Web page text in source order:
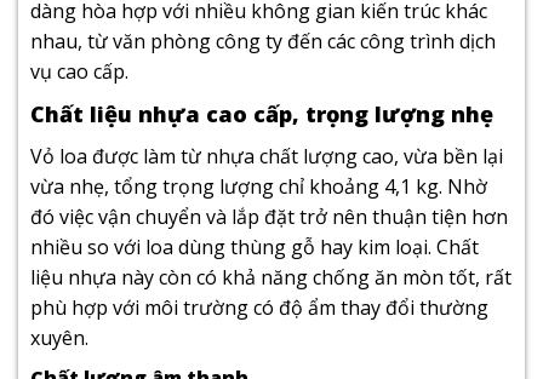
dàng hòa hợp với nhiều không gian kiến trúc khác
nhau, từ văn phòng công ty đến các công trình dịch
vụ cao cấp.
Chất liệu nhựa cao cấp, trọng lượng nhẹ
Vỏ loa được làm từ nhựa chất lượng cao, vừa bền lại
vừa nhẹ, tổng trọng lượng chỉ khoảng 4,1 kg. Nhờ
đó việc vận chuyển và lắp đặt trở nên thuận tiện hơn
nhiều so với loa dùng thùng gỗ hay kim loại. Chất
liệu nhựa này còn có khả năng chống ăn mòn tốt, rất
phù hợp với môi trường có độ ẩm thay đổi thường
xuyên.